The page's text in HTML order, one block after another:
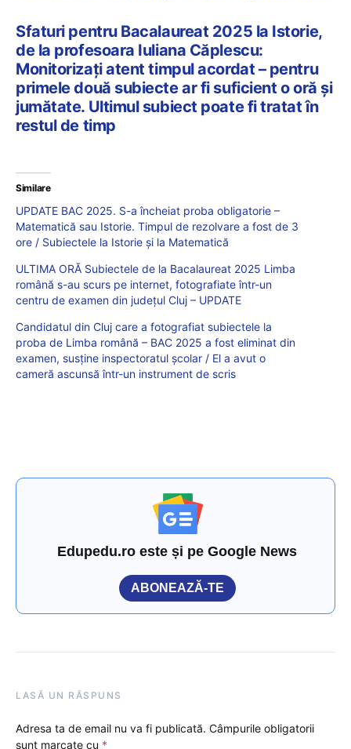
Sfaturi pentru Bacalaureat 2025 la Istorie,
de la profesoara Iuliana Căplescu:
Monitorizați atent timpul acordat – pentru
primele două subiecte ar fi suficient o oră și
jumătate. Ultimul subiect poate fi tratat în
restul de timp
Similare
UPDATE BAC 2025. S-a încheiat proba obligatorie –
Matematică sau Istorie. Timpul de rezolvare a fost de 3
ore / Subiectele la Istorie și la Matematică
ULTIMA ORĂ Subiectele de la Bacalaureat 2025 Limba
română s-au scurs pe internet, fotografiate într-un
centru de examen din județul Cluj – UPDATE
Candidatul din Cluj care a fotografiat subiectele la
proba de Limba română – BAC 2025 a fost eliminat din
examen, susține inspectoratul școlar / El a avut o
cameră ascunsă într-un instrument de scris
Edupedu.ro este și pe Google News
ABONEAZĂ-TE
LASĂ UN RĂSPUNS
Adresa ta de email nu va fi publicată. Câmpurile obligatorii
sunt marcate cu *